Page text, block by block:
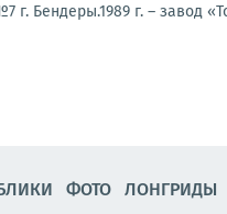
г. Бендеры.1989 г. – завод
ФОТО ЛОНГРИДЫ